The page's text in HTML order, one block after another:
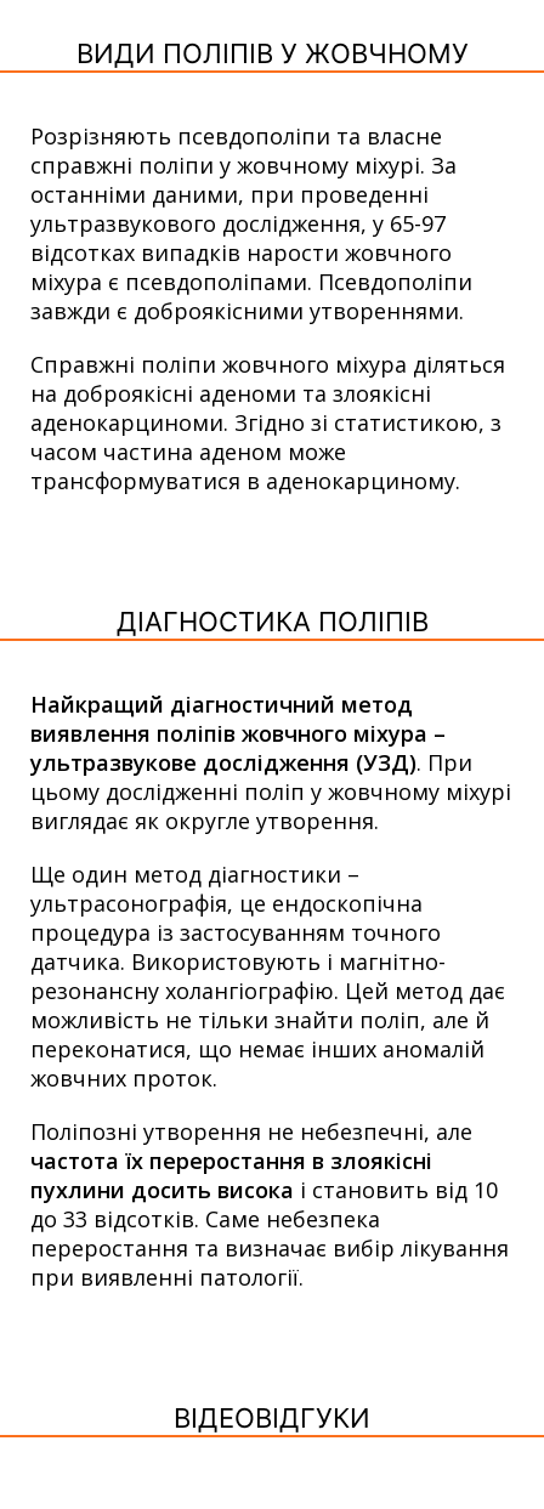
ВИДИ ПОЛІПІВ У ЖОВЧНОМУ
Розрізняють псевдополіпи та власне
справжні поліпи у жовчному міхурі. За
останніми даними, при проведенні
ультразвукового дослідження, у 65-97
відсотках випадків нарости жовчного
міхура є псевдополіпами. Псевдополіпи
завжди є доброякісними утвореннями.
Справжні поліпи жовчного міхура діляться
на доброякісні аденоми та злоякісні
аденокарциноми. Згідно зі статистикою, з
часом частина аденом може
трансформуватися в аденокарциному.
ДІАГНОСТИКА ПОЛІПІВ
Найкращий діагностичний метод
виявлення поліпів жовчного міхура –
ультразвукове дослідження (УЗД). При
цьому дослідженні поліп у жовчному міхурі
виглядає як округле утворення.
Ще один метод діагностики –
ультрасонографія, це ендоскопічна
процедура із застосуванням точного
датчика. Використовують і магнітно-
резонансну холангіографію. Цей метод дає
можливість не тільки знайти поліп, але й
переконатися, що немає інших аномалій
жовчних проток.
Поліпозні утворення не небезпечні, але
частота їх переростання в злоякісні
пухлини досить висока і становить від 10
до 33 відсотків. Саме небезпека
переростання та визначає вибір лікування
при виявленні патології.
ВІДЕОВІДГУКИ